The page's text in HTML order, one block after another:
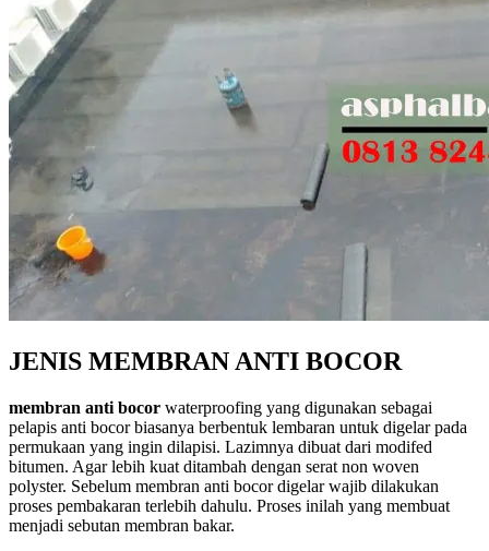
JENIS MEMBRAN ANTI BOCOR
membran anti bocor waterproofing yang digunakan sebagai
pelapis anti bocor biasanya berbentuk lembaran untuk digelar pada
permukaan yang ingin dilapisi. Lazimnya dibuat dari modifed
bitumen. Agar lebih kuat ditambah dengan serat non woven
polyster. Sebelum membran anti bocor digelar wajib dilakukan
proses pembakaran terlebih dahulu. Proses inilah yang membuat
menjadi sebutan membran bakar.